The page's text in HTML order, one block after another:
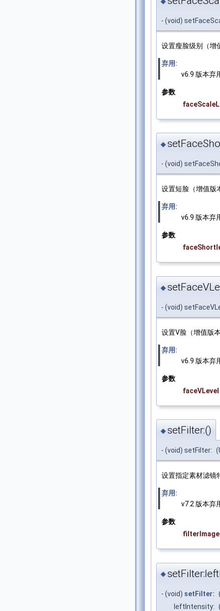
- (void)
设置瘦脸级别（增
弃用:
v6.9 版本弃
参数
◆
- (void)
设置短脸（增值版
弃用:
v6.9 版本弃
参数
◆
- (void)
设置V脸（增值版
弃用:
v6.9 版本弃
参数
faceVLevel
◆setFilter:()
- (void) setFilter:
设置指定素材滤镜
弃用:
v7.2 版本弃
参数
filterImage
◆
- (void) setFilter:
leftIntensity: